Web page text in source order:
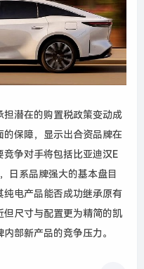
担潜在的购置税政策变动成
保障，显示出合资品牌在
争对手将包括比亚迪汉E
日系品牌强大的基本盘目
电产品能否成功继承原有
但尺寸与配置更为精简的凯
部新产品的竞争压力。